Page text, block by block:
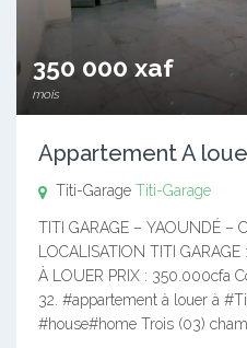
350 000 xaf
mois
Appartement A
Titi-Garage Titi-Garage
TITI GARAGE – YAOUNDÉ –
LOCALISATION TITI
À LOUER PRIX : 350.000cfa
32. #appartement à louer à
#house#home Trois (03)